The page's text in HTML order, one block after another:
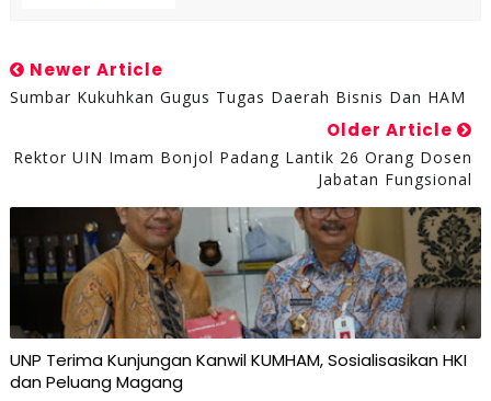
Newer Article
Sumbar Kukuhkan Gugus Tugas Daerah Bisnis Dan HAM
Older Article
Rektor UIN Imam Bonjol Padang Lantik 26 Orang Dosen
Jabatan Fungsional
UNP Terima Kunjungan Kanwil KUMHAM, Sosialisasikan HKI
dan Peluang Magang